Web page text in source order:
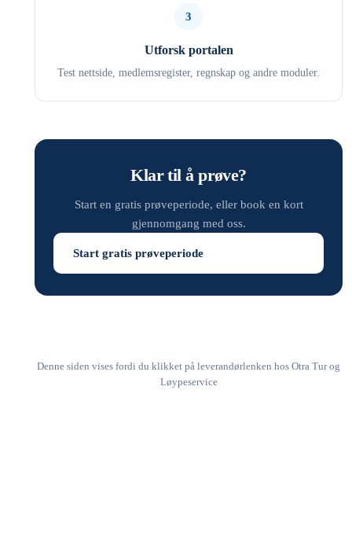
3
Utforsk portalen
Test nettside, medlemsregister, regnskap og andre moduler.
Klar til å prøve?
Start en gratis prøveperiode, eller book en kort
gjennomgang med oss.
Start gratis prøveperiode
Denne siden vises fordi du klikket på leverandørlenken hos Otra Tur og
Løypeservice